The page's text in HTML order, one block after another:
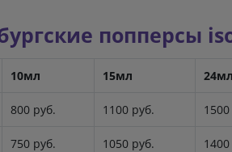
попперсы
10мл 15мл
800 руб. 1100 руб.
750 руб. 1050 руб.